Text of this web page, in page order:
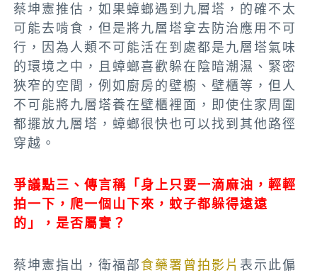
蔡坤憲推估，如果蟑螂遇到九層塔，的確不太
可能去啃食，但是將九層塔拿去防治應用不可
行，因為人類不可能活在到處都是九層塔氣味
的環境之中，且蟑螂喜歡躲在陰暗潮濕、緊密
狹窄的空間，例如廚房的壁櫥、壁櫃等，但人
不可能將九層塔養在壁櫃裡面，即使住家周圍
都擺放九層塔，蟑螂很快也可以找到其他路徑
穿越。
爭議點三、傳言稱「身上只要一滴麻油，輕輕
拍一下，爬一個山下來，蚊子都躲得遠遠
的」， 是否屬實 ？
蔡坤憲指出，衛福部食藥署曾拍影片 表示此偏